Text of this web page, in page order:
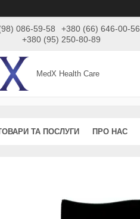
086-59-58
+380 (66) 646-00-56
+380 (95) 250-80-89
MedX Health Care
ТА ПОСЛУГИ ПРО НАС